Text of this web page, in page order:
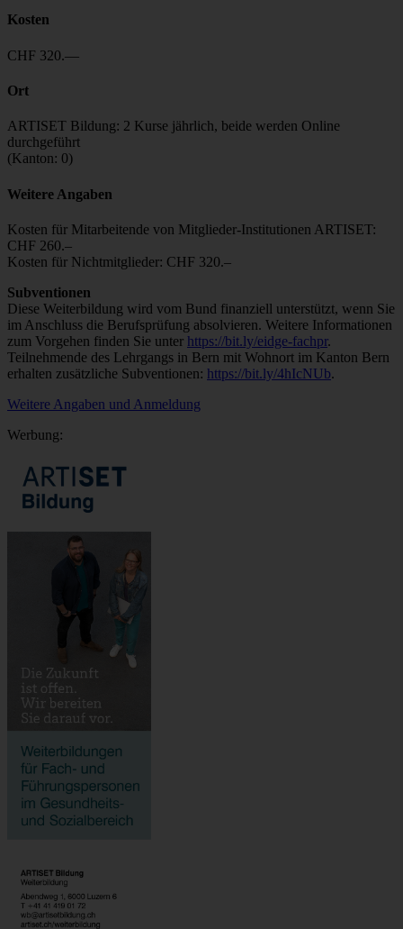
Kosten
CHF 320.—
Ort
ARTISET Bildung: 2 Kurse jährlich, beide werden Online
durchgeführt
(Kanton: 0)
Weitere Angaben
Kosten für Mitarbeitende von Mitglieder-Institutionen ARTISET:
CHF 260.–
Kosten für Nichtmitglieder: CHF 320.–
Subventionen
Diese Weiterbildung wird vom Bund finanziell unterstützt, wenn Sie
im Anschluss die Berufsprüfung absolvieren. Weitere Informationen
zum Vorgehen finden Sie unter https://bit.ly/eidge-fachpr.
Teilnehmende des Lehrgangs in Bern mit Wohnort im Kanton Bern
erhalten zusätzliche Subventionen: https://bit.ly/4hIcNUb.
Weitere Angaben und Anmeldung
Werbung: